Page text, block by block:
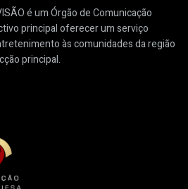
é um Órgão de Comunicação
principal oferecer um serviço
às comunidades da região
principal.